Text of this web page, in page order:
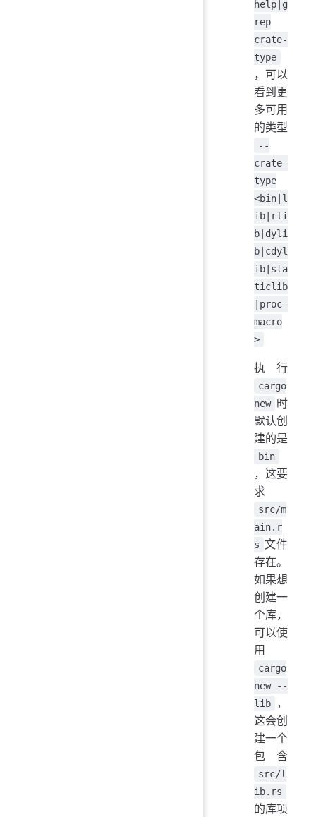
help|g
rep
crate-
type
，可以
看到更
多可用
的类型
--
crate-
type
<bin|l
ib|rli
b|dyli
b|cdyl
ib|sta
ticlib
|proc-
macro
>
执行
cargo
new 时
默认创
建的是
bin
，这要
求
src/m
ain.r
s 文件
存在。
如果想
创建一
个库，
可以使
用
cargo
new --
lib
，
这会创
建一个
包含
src/l
ib.rs
的库项